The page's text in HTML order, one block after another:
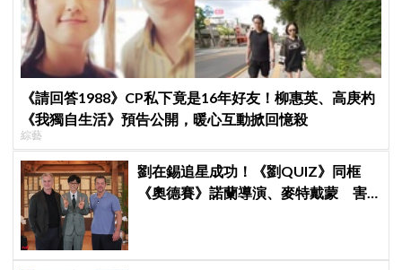
《請回答1988》CP私下竟是16年好友！柳惠英、高庚杓
《我獨自生活》預告公開，暖心互動掀回憶殺
綜藝
劉在錫追星成功！《劉QUIZ》同框
《奧德賽》諾蘭導演、麥特戴蒙 害